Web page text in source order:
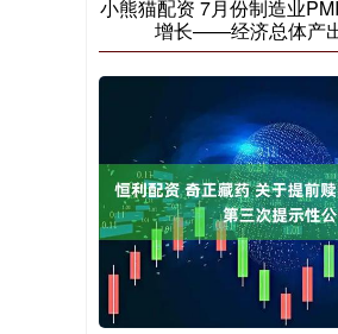
小熊猫配资 7月份制造业
增长——经济总体产